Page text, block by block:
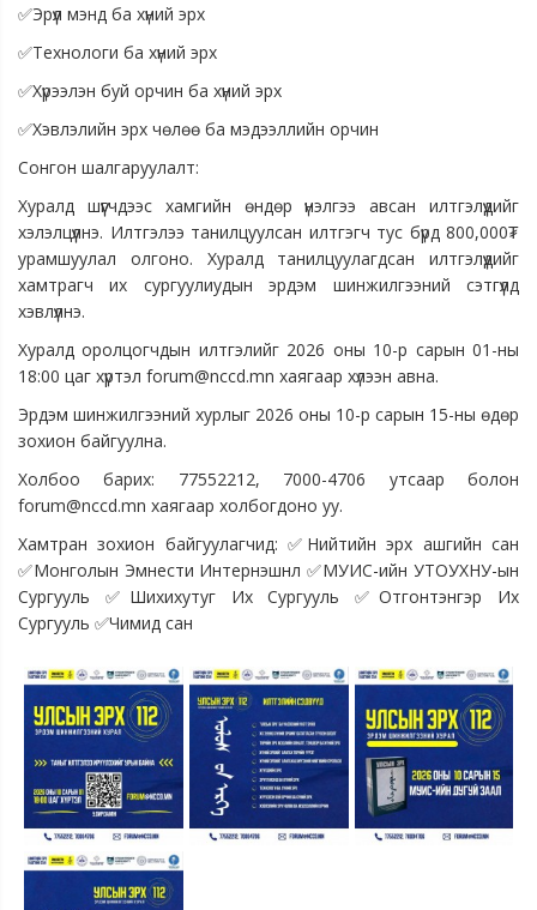
✅Эрүүл мэнд ба хүний эрх
✅Технологи ба хүний эрх
✅Хүрээлэн буй орчин ба хүний эрх
✅Хэвлэлийн эрх чөлөө ба мэдээллийн орчин
Сонгон шалгаруулалт:
Хуралд шүүгчдээс хамгийн өндөр үнэлгээ авсан илтгэлүүдийг
хэлэлцүүлнэ. Илтгэлээ танилцуулсан илтгэгч тус бүрд 800,000₮
урамшуулал олгоно. Хуралд танилцуулагдсан илтгэлүүдийг
хамтрагч их сургуулиудын эрдэм шинжилгээний сэтгүүлд
хэвлүүлнэ.
Хуралд оролцогчдын илтгэлийг 2026 оны 10-р сарын 01-ны
18:00 цаг хүртэл forum@nccd.mn хаягаар хүлээн авна.
Эрдэм шинжилгээний хурлыг 2026 оны 10-р сарын 15-ны өдөр
зохион байгуулна.
Холбоо барих: 77552212, 7000-4706 утсаар болон
forum@nccd.mn хаягаар холбогдоно уу.
Хамтран зохион байгуулагчид: ✅Нийтийн эрх ашгийн сан
✅Монголын Эмнести Интернэшнл ✅МУИС-ийн УТОУХНУ-ын
Сургууль ✅Шихихутуг Их Сургууль ✅Отгонтэнгэр Их
Сургууль ✅Чимид сан